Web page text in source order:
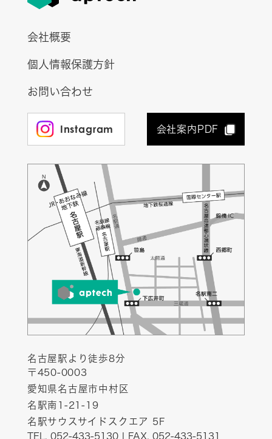
会社概要
個人情報保護方針
お問い合わせ
Instagram 会社案内PDF
名古屋駅より徒歩8分
〒450-0003
愛知県名古屋市中村区
名駅南1-21-19
名駅サウスサイドスクエア 5F
TEL. 052-433-5130 | FAX. 052-433-5131